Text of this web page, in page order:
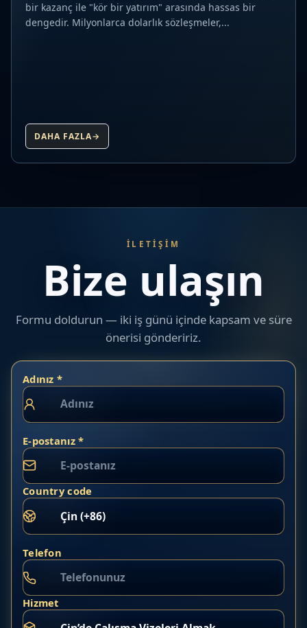
bir kazanç ile "kör bir yatırım" arasında hassas bir
dengedir. Milyonlarca dolarlık sözleşmeler,...
DAHA FAZLA→
İLETIŞIM
Bize ulaşın
Formu doldurun — iki iş günü içinde kapsam ve süre
önerisi göndeririz.
Adınız *
E-postanız *
Country code
Telefon
Hizmet